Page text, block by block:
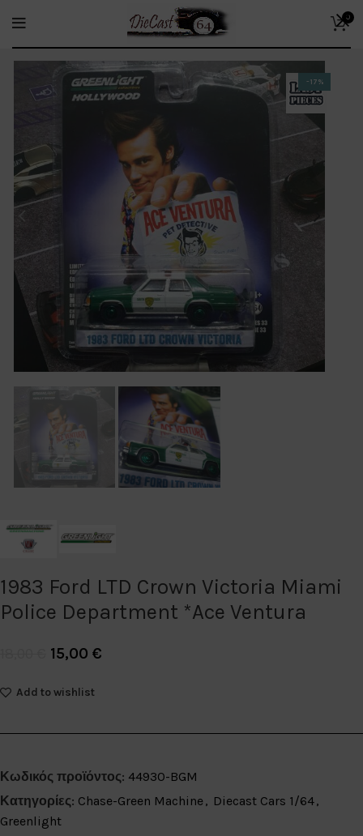
0
-17%
1983 Ford LTD Crown Victoria Miami
Police Department *Ace Ventura
15,00 €
Add to wishlist
Κωδικός προϊόντος: 44930-BGM
Κατηγορίες: Chase-Green Machine , Diecast Cars 1/64,
Greenlight